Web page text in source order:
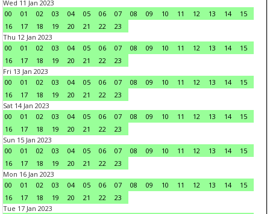
Wed 11 Jan 2023
00
01 02 03 04 05 06 07 08 09 10 11 12 13 14
15
16
17 18 19 20 21 22
23
Thu 12 Jan 2023
00
01 02 03 04 05 06 07 08 09 10 11 12 13 14
15
16
17 18 19 20 21 22
23
Fri 13 Jan 2023
00
01 02 03 04 05 06 07 08 09 10 11 12 13 14
15
16
17 18 19 20 21 22
23
Sat 14 Jan 2023
00
01 02 03 04 05 06 07 08 09 10 11 12 13 14
15
16
17 18 19 20 21 22
23
Sun 15 Jan 2023
00
01 02 03 04 05 06 07 08 09 10 11 12 13 14
15
16
17 18 19 20 21 22
23
Mon 16 Jan 2023
00
01 02 03 04 05 06 07 08 09 10 11 12 13 14
15
16
17 18 19 20 21 22
23
Tue 17 Jan 2023